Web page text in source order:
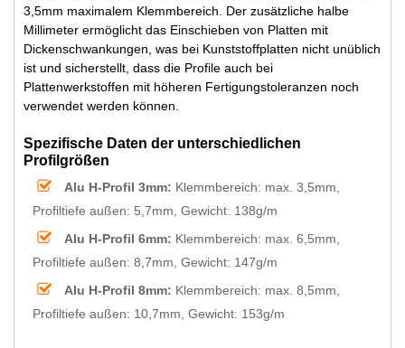
3,5mm maximalem Klemmbereich. Der zusätzliche halbe
Millimeter ermöglicht das Einschieben von Platten mit
Dickenschwankungen, was bei Kunststoffplatten nicht unüblich
ist und sicherstellt, dass die Profile auch bei
Plattenwerkstoffen mit höheren Fertigungstoleranzen noch
verwendet werden können.
Spezifische Daten der unterschiedlichen
Profilgrößen
Alu H-Profil 3mm: Klemmbereich: max. 3,5mm,
Profiltiefe außen: 5,7mm, Gewicht: 138g/m
Alu H-Profil 6mm: Klemmbereich: max. 6,5mm,
Profiltiefe außen: 8,7mm, Gewicht: 147g/m
Alu H-Profil 8mm: Klemmbereich: max. 8,5mm,
Profiltiefe außen: 10,7mm, Gewicht: 153g/m